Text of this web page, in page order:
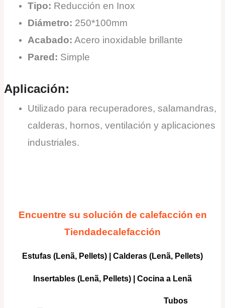
Tipo: Reducción en Inox
Diámetro: 250*100mm
Acabado: Acero inoxidable brillante
Pared: Simple
Aplicación:
Utilizado para recuperadores, salamandras,
calderas, hornos, ventilación y aplicaciones
industriales.
Encuentre su solución de calefacción en
Tiendadecalefacción
Estufas (Lenã, Pellets) Calderas (Lenã, Pellets)
Insertables (Lenã, Pellets) | Cocina a Lenã
Tubos